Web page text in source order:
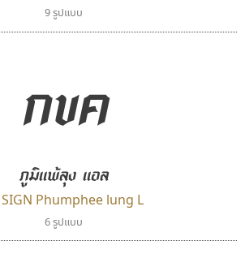
9 รูปแบบ
กขค
ภูมิแพ้ลุง แอล
SIGN Phumphee lung L
6 รูปแบบ